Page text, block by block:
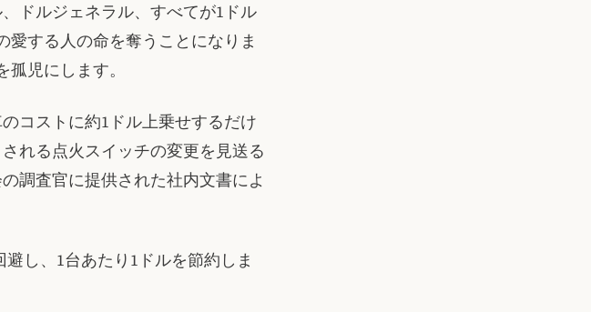
ドルジェネラル、すべてが1ドル
愛する人の命を奪うことになりま
児にします。
コストに約1ドル上乗せするだけ
れる点火スイッチの変更を見送る
調査官に提供された社内文書によ
し、1台あたり1ドルを節約しま